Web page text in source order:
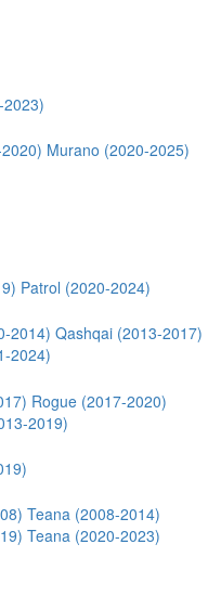
Murano (2020-2025)
Patrol (2020-2024)
2014) Qashqai (2013-2017)
2024)
Rogue (2017-2020)
2019)
Teana (2008-2014)
Teana (2020-2023)